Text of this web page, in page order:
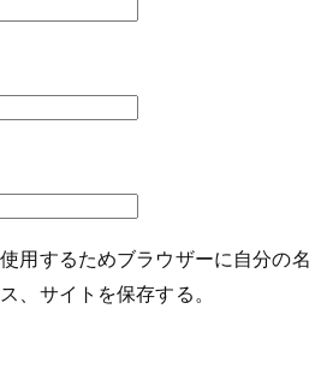
用するためブラウザーに自分の名
、サイトを保存する。